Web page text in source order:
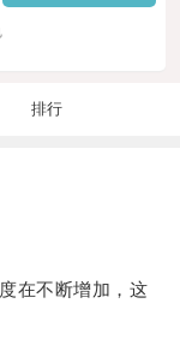
排行
在不断增加，这